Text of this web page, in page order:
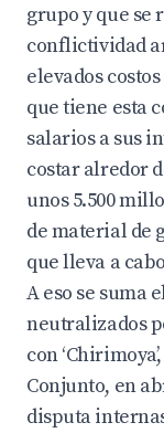
grupo y que se
conflictividad
elevados
que tiene esta
salarios a sus
costar alredor
unos 5.500
de material de
que lleva a
A eso se suma
neutralizados
con
Conjunto, en
disputa